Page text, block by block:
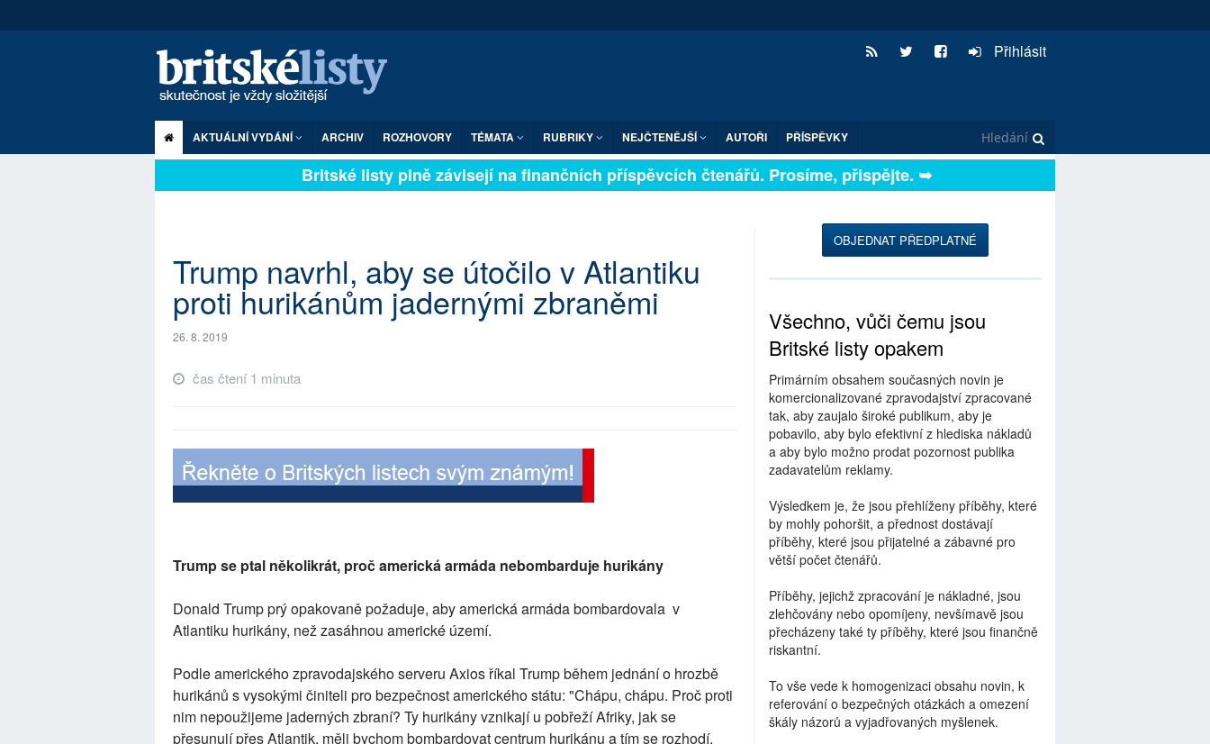
Přihlásit
AKTUÁLNÍ VYDÁNÍ ARCHIV ROZHOVORY TÉMATA RUBRIKY NEJČTENĚJŠÍ AUTOŘI PŘÍSPĚVKY
Britské listy plně závisejí na finančních příspěvcích čtenářů. Prosíme, přispějte. ➥
Trump navrhl, aby se útočilo v Atlantiku
proti hurikánům jadernými zbraněmi
26. 8. 2019
čas čtení 1 minuta
Trump se ptal několikrát, proč americká armáda nebombarduje hurikány
Donald Trump prý opakovaně požaduje, aby americká armáda bombardovala v
Atlantiku hurikány, než zasáhnou americké území.
Podle amerického zpravodajského serveru Axios říkal Trump během jednání o hrozbě
hurikánů s vysokými činiteli pro bezpečnost amerického státu: "Chápu, chápu. Proč proti
nim nepoužijeme jaderných zbraní? Ty hurikány vznikají u pobřeží Afriky, jak se
přesunují přes Atlantik, měli bychom bombardovat centrum hurikánu a tím se rozhodí.
OBJEDNAT PŘEDPLATNÉ
Všechno, vůči čemu jsou
Britské listy opakem
Primárním obsahem současných novin je
komercionalizované zpravodajství zpracované
tak, aby zaujalo široké publikum, aby je
pobavilo, aby bylo efektivní z hlediska nákladů
a aby bylo možno prodat pozornost publika
zadavatelům reklamy.
Výsledkem je, že jsou přehlíženy příběhy, které
by mohly pohoršit, a přednost dostávají
příběhy, které jsou přijatelné a zábavné pro
větší počet čtenářů.
Příběhy, jejichž zpracování je nákladné, jsou
zlehčovány nebo opomíjeny, nevšímavě jsou
přecházeny také ty příběhy, které jsou finančně
riskantní.
To vše vede k homogenizaci obsahu novin, k
referování o bezpečných otázkách a omezení
škály názorů a vyjadřovaných myšlenek.